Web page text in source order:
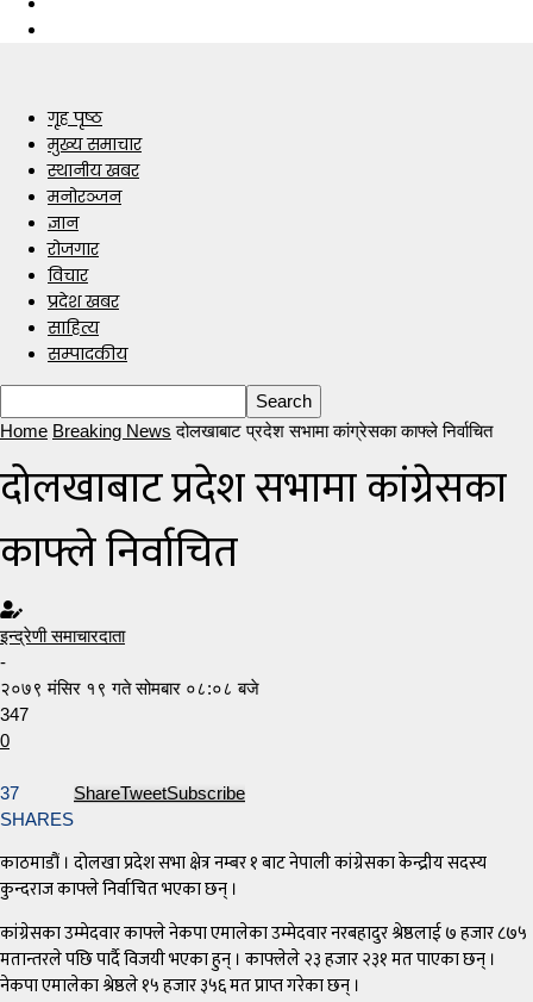
गृह पृष्ठ
मुख्य समाचार
स्थानीय खबर
मनोरञ्जन
ज्ञान
रोजगार
विचार
प्रदेश खबर
साहित्य
सम्पादकीय
Home Breaking News दोलखाबाट प्रदेश सभामा कांग्रेसका काफ्ले निर्वाचित
दोलखाबाट प्रदेश सभामा कांग्रेसका
काफ्ले निर्वाचित
इन्द्रेणी समाचारदाता
-
२०७९ मंसिर १९ गते सोमबार ०८:०८ बजे
347
0
37
SHARES
ShareTweetSubscribe
काठमाडौं । दोलखा प्रदेश सभा क्षेत्र नम्बर १ बाट नेपाली कांग्रेसका केन्द्रीय सदस्य
कुन्दराज काफ्ले निर्वाचित भएका छन् ।
कांग्रेसका उम्मेदवार काफ्ले नेकपा एमालेका उम्मेदवार नरबहादुर श्रेष्ठलाई ७ हजार ८७५
मतान्तरले पछि पार्दै विजयी भएका हुन् । काफ्लेले २३ हजार २३१ मत पाएका छन् ।
नेकपा एमालेका श्रेष्ठले १५ हजार ३५६ मत प्राप्त गरेका छन् ।